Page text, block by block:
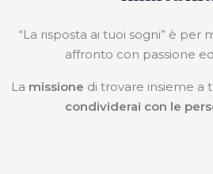
“La risposta ai tuoi sogni” è per
affronto con passione
La missione di trovare insieme a
condividerai con le